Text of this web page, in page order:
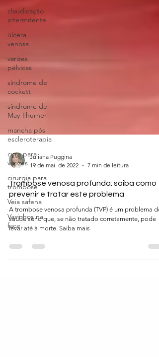
claudicação
intermitente
úlcera
venosa
varizes
pélvicas
síndrome de
cockett
síndrome de
May Thurner
mancha pós
escleroterapia
cura para
varizes
cirurgia para
trombose
Veia safena
Vasinhos na
face
Juliana Puggina
19 de mai. de 2022
7 min de leitura
Trombose venosa profunda: saiba como
prevenir e tratar este problema
saúde sério que, se não tratado corretamente, pode